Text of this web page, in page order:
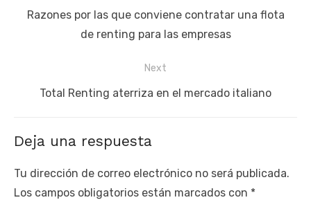
de
entradas
Previous
Razones por las que conviene contratar una flota
de renting para las empresas
Next
Next
Total Renting aterriza en el mercado italiano
Deja una respuesta
Tu dirección de correo electrónico no será publicada.
Los campos obligatorios están marcados con *